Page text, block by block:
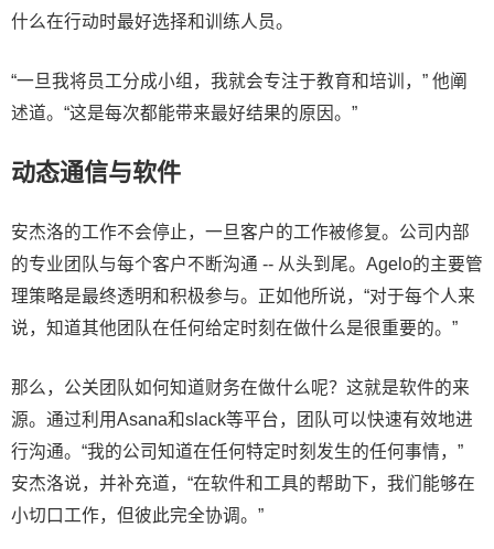
什么在行动时最好选择和训练人员。
“一旦我将员工分成小组，我就会专注于教育和培训，” 他阐
述道。“这是每次都能带来最好结果的原因。”
动态通信与软件
安杰洛的工作不会停止，一旦客户的工作被修复。公司内部
的专业团队与每个客户不断沟通 -- 从头到尾。Agelo的主要管
理策略是最终透明和积极参与。正如他所说，“对于每个人来
说，知道其他团队在任何给定时刻在做什么是很重要的。”
那么，公关团队如何知道财务在做什么呢？这就是软件的来
源。通过利用Asana和slack等平台，团队可以快速有效地进
行沟通。“我的公司知道在任何特定时刻发生的任何事情，”
安杰洛说，并补充道，“在软件和工具的帮助下，我们能够在
小切口工作，但彼此完全协调。”